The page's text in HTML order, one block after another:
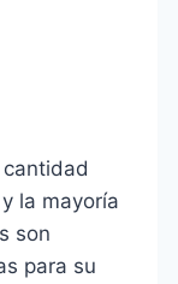
la mayoría
son
para su